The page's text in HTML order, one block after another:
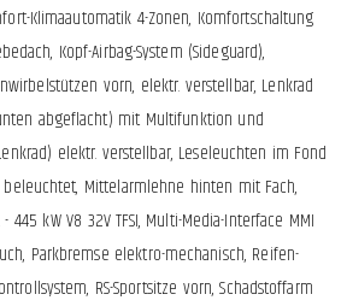
Klimaautomatik 4-Zonen, Komfortschaltung
Kopf-Airbag-System (Sideguard),
vorn, elektr. verstellbar, Lenkrad
abgeflacht) mit Multifunktion und
elektr. verstellbar, Leseleuchten im Fond
beleuchtet, Mittelarmlehne hinten mit Fach,
kW V8 32V TFSI, Multi-Media-Interface MMI
Parkbremse elektro-mechanisch, Reifen-
RS-Sportsitze vorn, Schadstoffarm